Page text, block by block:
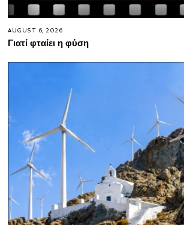
AUGUST 6, 2026
Γιατί φταίει η φύση